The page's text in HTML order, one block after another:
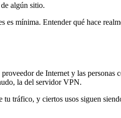
algún sitio.
mínima. Entender qué hace
de Internet y las personas
la del servidor VPN.
tráfico, y ciertos usos siguen